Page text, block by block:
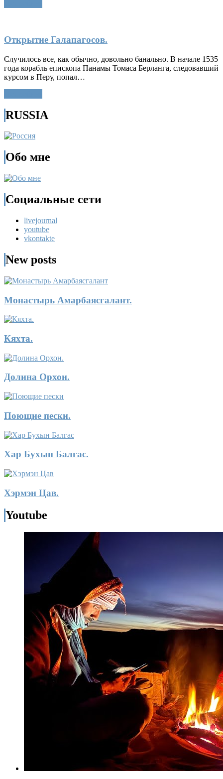
Открытие Галапагосов.
Случилось все, как обычно, довольно банально. В начале 1535
года корабль епископа Панамы Томаса Берланга, следовавший
курсом в Перу, попал…
RUSSIA
Обо мне
Социальные сети
livejournal
youtube
vkontakte
New posts
Монастырь Амарбаясгалант.
Кяхта.
Долина Орхон.
Поющие пески.
Хар Бухын Балгас.
Хэрмэн Цав.
Youtube